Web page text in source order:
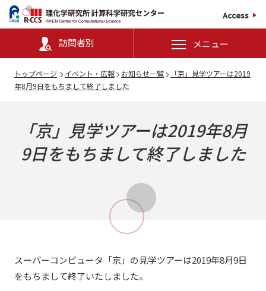
Access
訪問者別 メニュー
トップページ イベント・広報 お知らせ一覧
「京」見学ツアーは2019
年8月9日をもちまして終了しました
「京」見学ツアーは2019年8月
9日をもちまして終了しました
スーパーコンピュータ「京」の見学ツアーは2019年8月9日
をもちまして終了いたしました。